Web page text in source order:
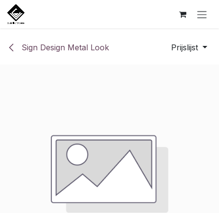
Overslaan naar inhoud
Sign Design Metal Look Prijslijst